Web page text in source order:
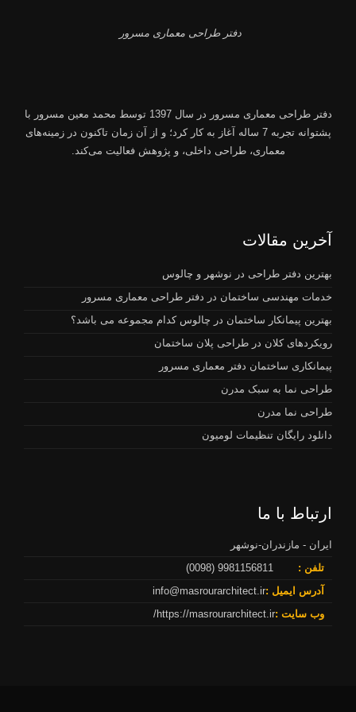
دفتر طراحی معماری مسرور
دفتر طراحی معماری مسرور در سال 1397 توسط محمد معین مسرور با
پشتوانه تجربه 7 ساله آغاز به کار کرد؛ و از آن زمان تاکنون در زمینه‌های
معماری، طراحی داخلی، و پژوهش فعالیت می‌کند.
آخرین مقالات
بهترین دفتر طراحی در نوشهر و چالوس
خدمات مهندسی ساختمان در دفتر طراحی معماری مسرور
بهترین پیمانکار ساختمان در چالوس کدام مجموعه می باشد؟
رویکردهای کلان در طراحی پلان ساختمان
پیمانکاری ساختمان دفتر معماری مسرور
طراحی نما به سبک مدرن
طراحی نما مدرن
دانلود رایگان تنظیمات لومیون
ارتباط با ما
ایران - مازندران-نوشهر
تلفن :
آدرس ایمیل :info@masrourarchitect.ir
وب سایت :https://masrourarchitect.ir/